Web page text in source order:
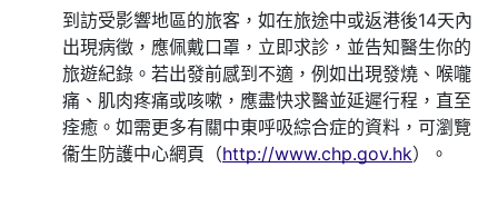
到訪受影響地區的旅客，如在旅途中或返港後14天內
出現病徵，應佩戴口罩，立即求診，並告知醫生你的
旅遊紀錄。若出發前感到不適，例如出現發燒、喉嚨
痛、肌肉疼痛或咳嗽，應盡快求醫並延遲行程，直至
痊癒。如需更多有關中東呼吸綜合症的資料，可瀏覽
衞生防護中心網頁（http://www.chp.gov.hk）。